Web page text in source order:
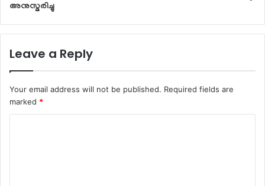
അനുസ്മരിച്ചു
Leave a Reply
Your email address will not be published. Required fields are
marked *